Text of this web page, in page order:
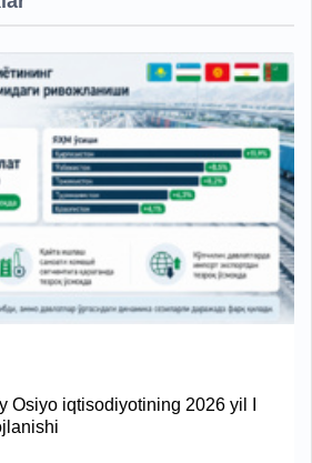
Osiyo iqtisodiyotining 2026 yil I